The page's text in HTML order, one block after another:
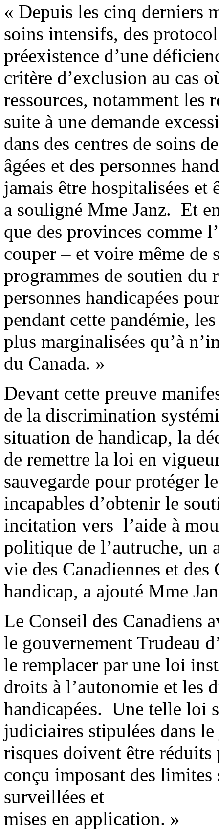
« Depuis les cinq derniers
soins intensifs, des
préexistence d’une
critère d’exclusion au cas
ressources, notamment les
suite à une demande
dans des centres de soins
âgées et des personnes
jamais être hospitalisées et
a souligné Mme Janz. Et
que des provinces comme
couper – et voire même de
programmes de soutien du
personnes handicapées
pendant cette pandémie,
plus marginalisées qu’à
du Canada. »
Devant cette preuve
de la discrimination
situation de handicap, la
de remettre la loi en
sauvegarde pour protéger
incapables d’obtenir le
incitation vers l’aide à
politique de l’autruche, un
vie des Canadiennes et
handicap, a ajouté Mme
Le Conseil des Canadiens
le gouvernement Trudeau
le remplacer par une loi
droits à l’autonomie et les
handicapées. Une telle loi
judiciaires stipulées dans
risques doivent être réduits
conçu imposant des limites
surveillées et
mises en application. »